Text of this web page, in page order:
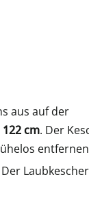
aus auf der
122 cm. Der